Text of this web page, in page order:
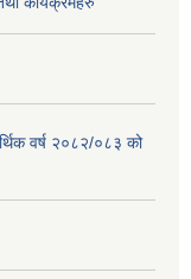
वर्ष २०८२/०८३ को